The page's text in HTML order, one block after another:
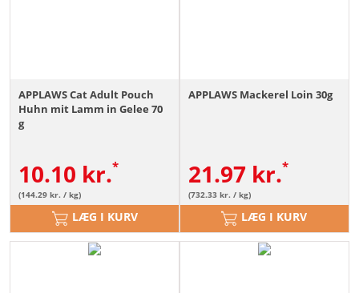
APPLAWS Cat Adult Pouch
Huhn mit Lamm in Gelee 70
g
10.10 kr.
(144.29 kr. / kg)
LÆG I KURV
APPLAWS Mackerel Loin 30g
21.97 kr.
(732.33 kr. / kg)
LÆG I KURV